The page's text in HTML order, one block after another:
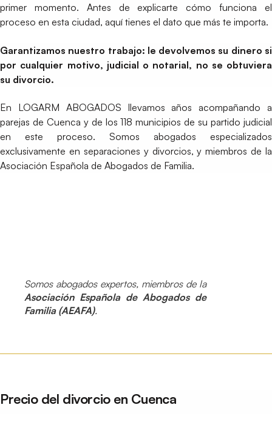
primer momento. Antes de explicarte cómo funciona el
proceso en esta ciudad, aquí tienes el dato que más te importa.
Garantizamos nuestro trabajo: le devolvemos su dinero si
por cualquier motivo, judicial o notarial, no se obtuviera
su divorcio.
En LOGARM ABOGADOS llevamos años acompañando a
parejas de Cuenca y de los 118 municipios de su partido judicial
en este proceso. Somos abogados especializados
exclusivamente en separaciones y divorcios, y miembros de la
Asociación Española de Abogados de Familia.
Somos abogados expertos, miembros de la
Asociación Española de Abogados de
Familia (AEAFA).
Precio del divorcio en Cuenca